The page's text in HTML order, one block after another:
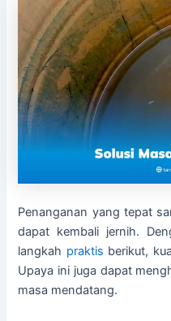
Penanganan yang tepat
dapat kembali jernih.
langkah praktis berikut,
Upaya ini juga dapat
masa mendatang.